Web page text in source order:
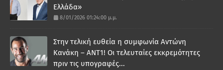
Ελλάδα»
8/01/2026 01:24:00 μ.μ.
Στην τελική ευθεία η συμφωνία Αντώνη
Κανάκη – ΑΝΤ1! Οι τελευταίες εκκρεμότητες
πριν τις υπογραφές...